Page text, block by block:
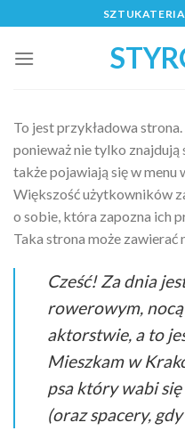
to
content
To jest przykładowa
ponieważ nie tylko znajdują
także pojawiają się w
Większość użytkowników
o sobie, która zapozna ich
Taka strona może zawierać
Cześć! Za dnia
rowerowym,
aktorstwie, a to
Mieszkam w
psa który wabi
(oraz spacery,